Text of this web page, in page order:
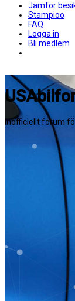
Jämför
Stampioo
FAQ
Logga in
Bli medlem
Inofficiellt forum